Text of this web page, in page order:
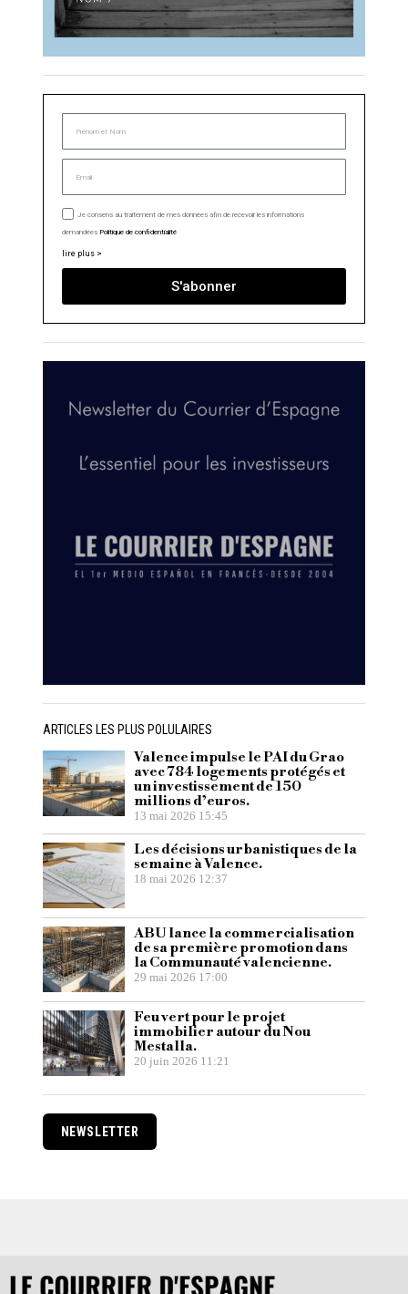
Je consens au traitement de mes données afin de recevoir les informations
demandées.Politique de confidentialité
lire plus >
S'abonner
ARTICLES LES PLUS POLULAIRES
Valence impulse le PAI du Grao
avec 784 logements protégés et
un investissement de 150
millions d’euros.
13 mai 2026 15:45
Les décisions urbanistiques de la
semaine à Valence.
18 mai 2026 12:37
ABU lance la commercialisation
de sa première promotion dans
la Communauté valencienne.
29 mai 2026 17:00
Feu vert pour le projet
immobilier autour du Nou
Mestalla.
20 juin 2026 11:21
NEWSLETTER